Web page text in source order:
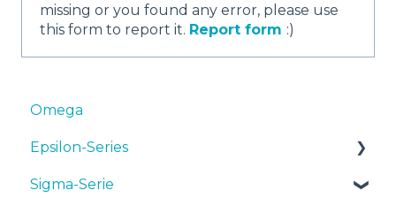
missing or you found any error, please use
this form to report it. Report form :)
Omega
Epsilon-Series
Bedienungsanleitungen & Downloads
Sigma-Serie